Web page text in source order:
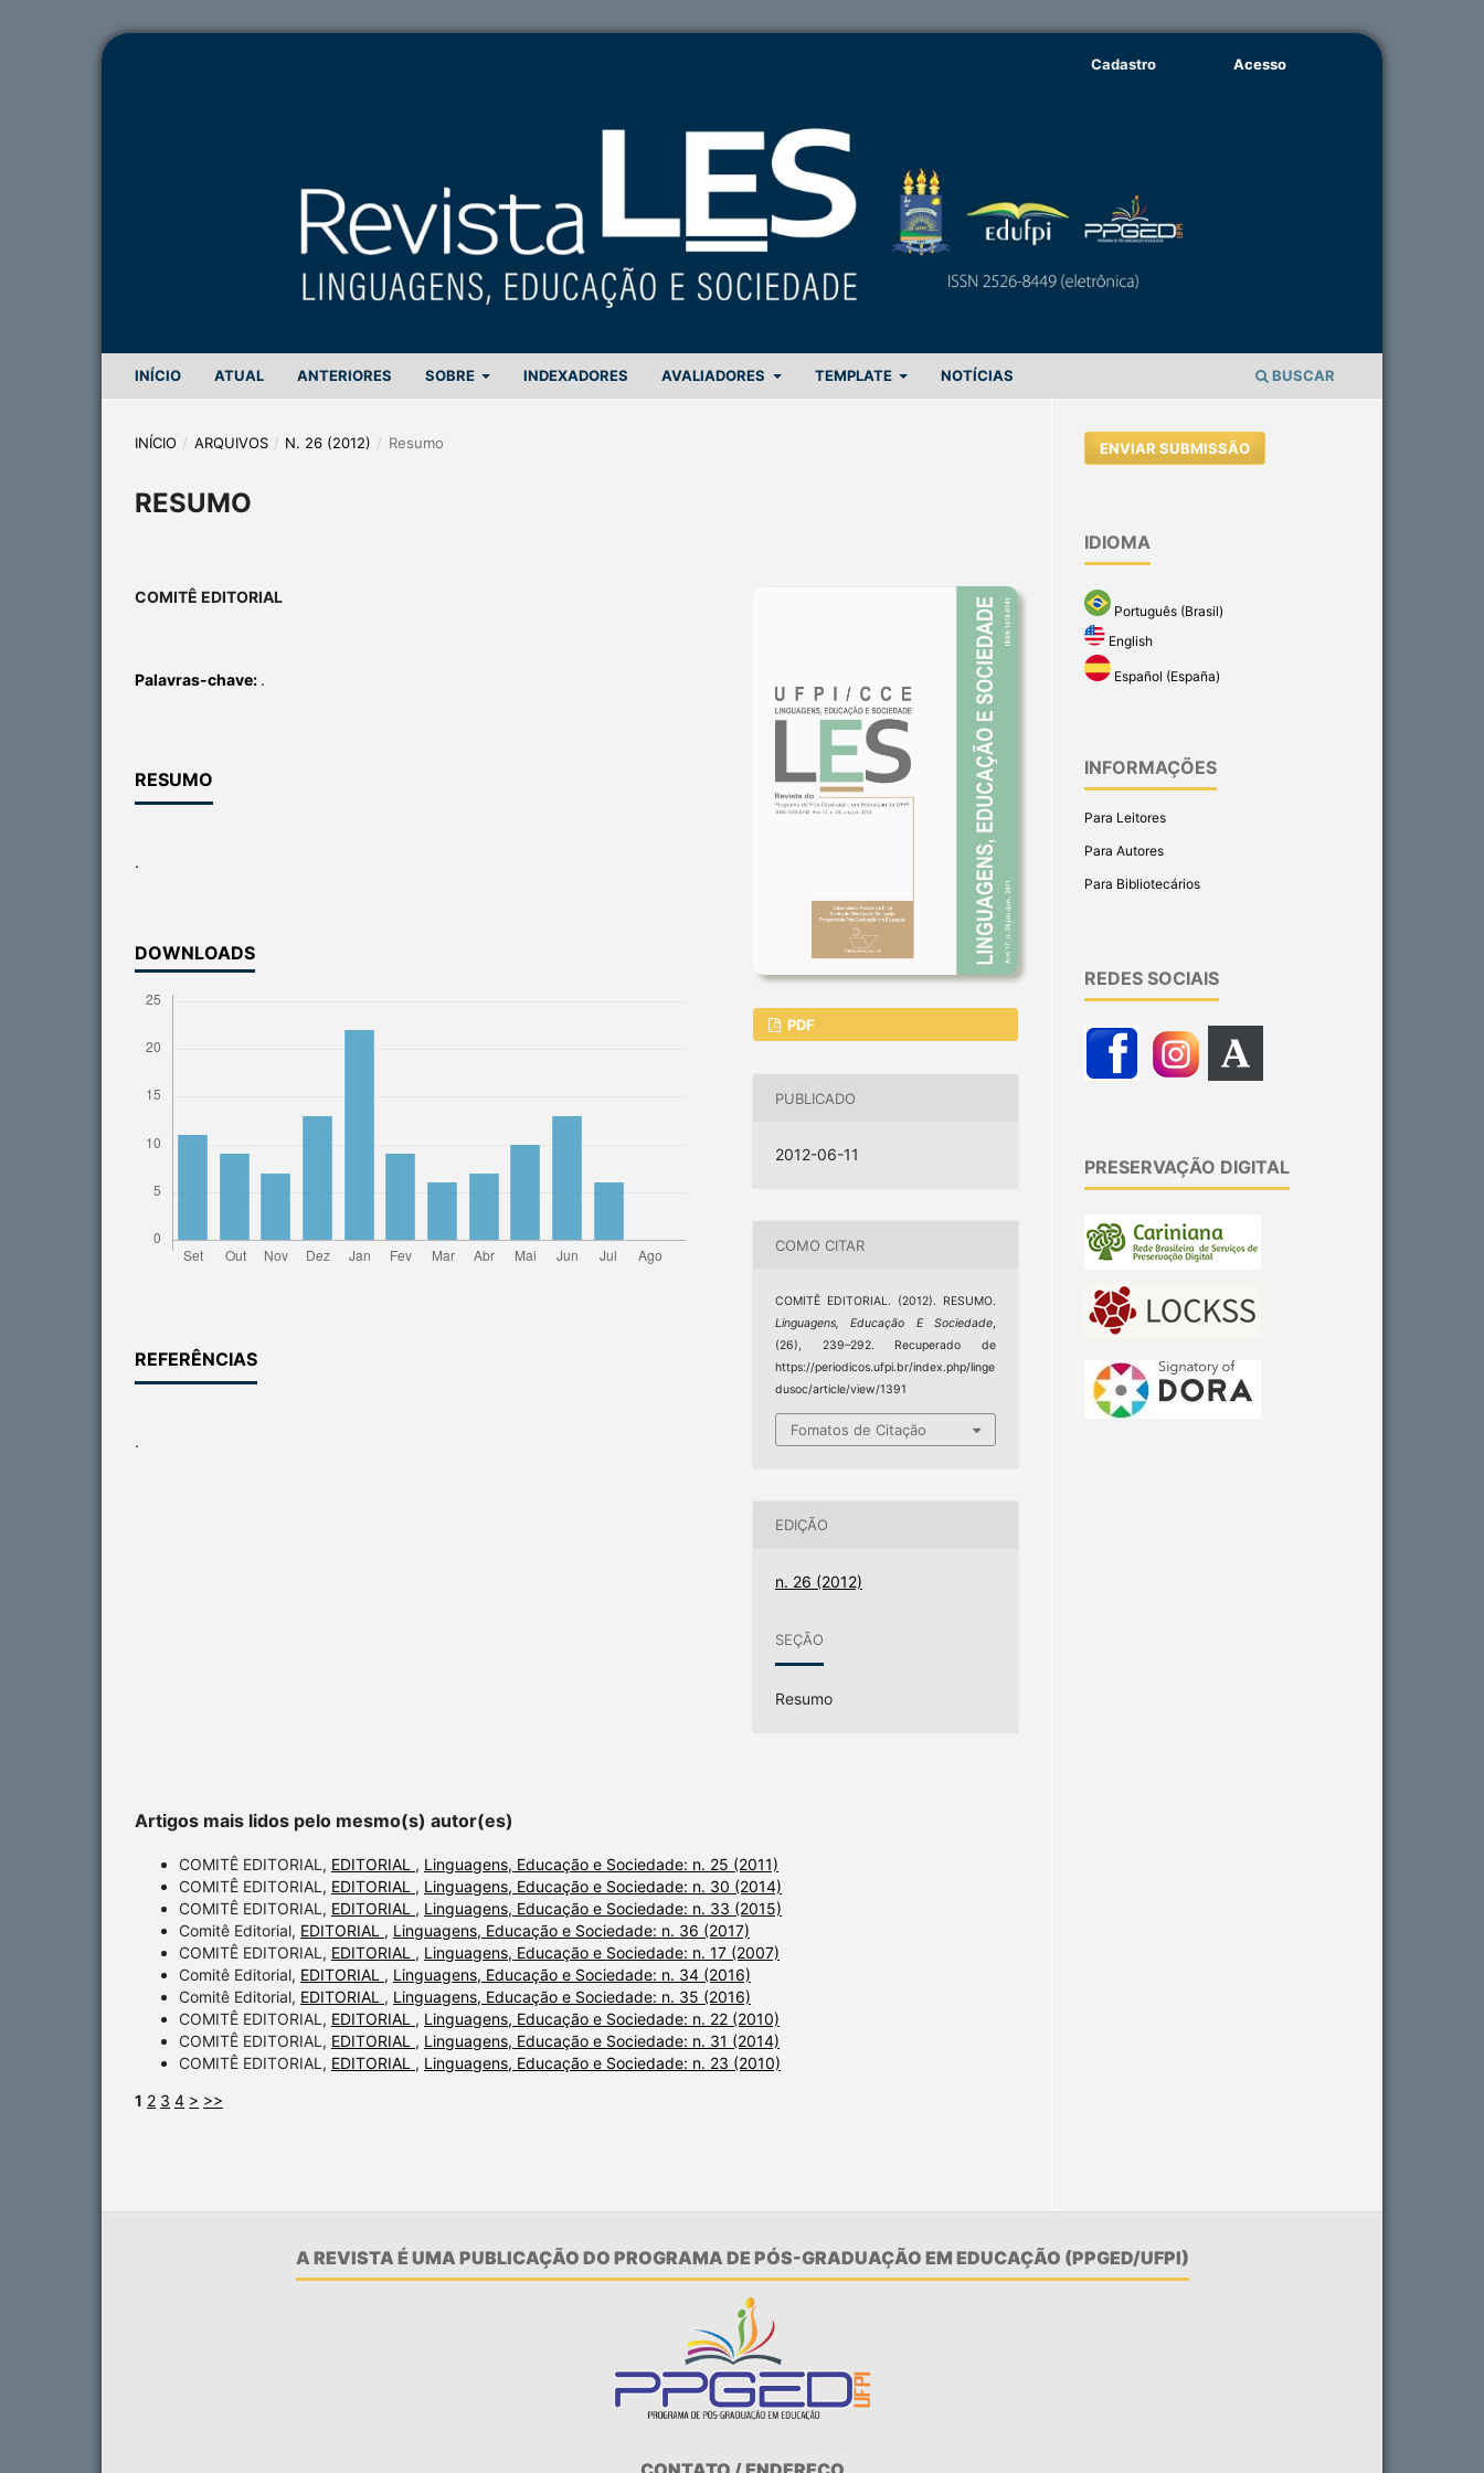
INÍCIO ATUAL ANTERIORES SOBRE INDEXADORES AVALIADORES TEMPLATE NOTÍCIAS BUSCAR
Cadastro Acesso
INÍCIO / ARQUIVOS / N. 26 (2012) / Resumo
RESUMO
COMITÊ EDITORIAL
Palavras-chave: .
RESUMO
.
DOWNLOADS
REFERÊNCIAS
.
PDF
PUBLICADO
2012-06-11
COMO CITAR
COMITÊ EDITORIAL. (2012). RESUMO.
Linguagens, Educação E Sociedade,
(26), 239–292. Recuperado de
https://periodicos.ufpi.br/index.php/linge
dusoc/article/view/1391
Fomatos de Citação
EDIÇÃO
n. 26 (2012)
SEÇÃO
Resumo
Artigos mais lidos pelo mesmo(s) autor(es)
COMITÊ EDITORIAL, EDITORIAL , Linguagens, Educação e Sociedade: n. 25 (2011)
COMITÊ EDITORIAL, EDITORIAL , Linguagens, Educação e Sociedade: n. 30 (2014)
COMITÊ EDITORIAL, EDITORIAL , Linguagens, Educação e Sociedade: n. 33 (2015)
Comitê Editorial, EDITORIAL , Linguagens, Educação e Sociedade: n. 36 (2017)
COMITÊ EDITORIAL, EDITORIAL , Linguagens, Educação e Sociedade: n. 17 (2007)
Comitê Editorial, EDITORIAL , Linguagens, Educação e Sociedade: n. 34 (2016)
Comitê Editorial, EDITORIAL , Linguagens, Educação e Sociedade: n. 35 (2016)
COMITÊ EDITORIAL, EDITORIAL , Linguagens, Educação e Sociedade: n. 22 (2010)
COMITÊ EDITORIAL, EDITORIAL , Linguagens, Educação e Sociedade: n. 31 (2014)
COMITÊ EDITORIAL, EDITORIAL , Linguagens, Educação e Sociedade: n. 23 (2010)
1 2 3 4 > >>
ENVIAR SUBMISSÃO
IDIOMA
Português (Brasil)
English
Español (España)
INFORMAÇÕES
Para Leitores
Para Autores
Para Bibliotecários
REDES SOCIAIS
PRESERVAÇÃO DIGITAL
A REVISTA É UMA PUBLICAÇÃO DO PROGRAMA DE PÓS-GRADUAÇÃO EM EDUCAÇÃO (PPGED/UFPI)